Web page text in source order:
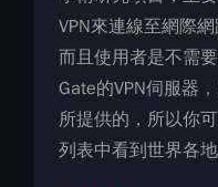
VPN來連線至網際
而且使用者是不需
Gate的VPN伺服器
所提供的，所以你
列表中看到世界各